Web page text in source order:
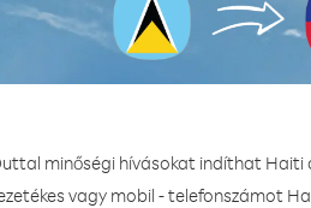
minőségi hívásokat indíthat
vagy mobil - telefonszámot